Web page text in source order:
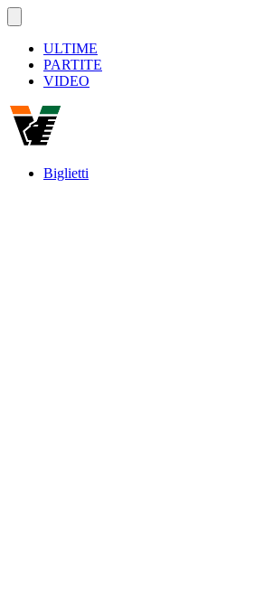
ULTIME
PARTITE
VIDEO
Biglietti